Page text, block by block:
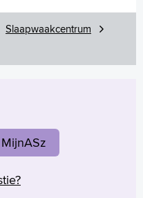
Lis
Slaapwaakcentrum
MijnASz